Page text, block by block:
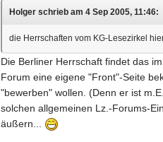
Holger schrieb am 4 Sep 2005, 11:46:
die Herrschaften vom KG-Lesezirkel
Die Berliner Herrschaft findet das
Forum eine eigene "Front"-Seite
"bewerben" wollen. (Denn er ist
solchen allgemeinen Lz.-Forums-
äußern...